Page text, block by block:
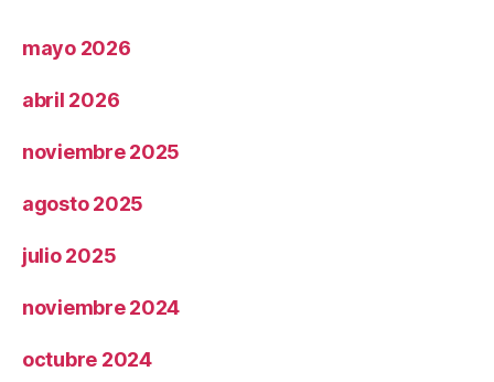
mayo 2026
abril 2026
noviembre 2025
agosto 2025
julio 2025
noviembre 2024
octubre 2024